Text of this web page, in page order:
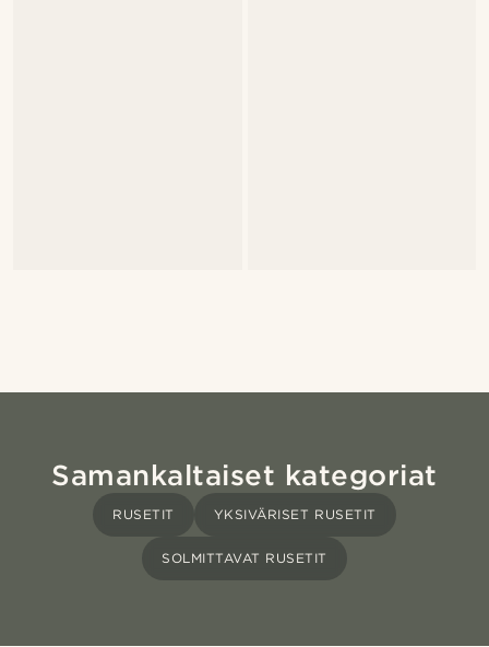
Samankaltaiset kategoriat
RUSETIT YKSIVÄRISET RUSETIT
SOLMITTAVAT RUSETIT